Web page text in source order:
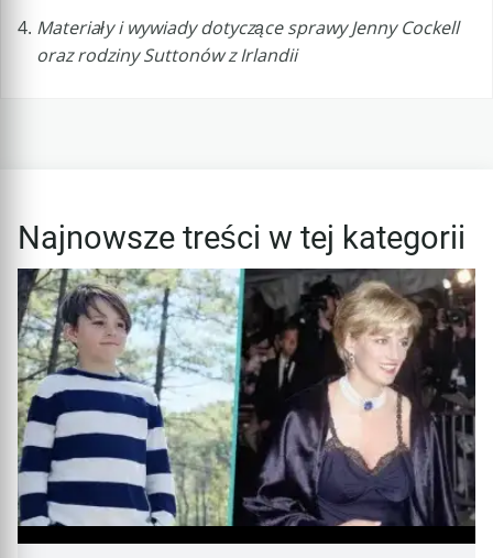
Materiały i wywiady dotyczące sprawy Jenny Cockell
oraz rodziny Suttonów z Irlandii
Najnowsze treści w tej kategorii